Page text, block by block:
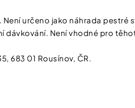
určeno jako náhrada
Není vhodné pro
683 01 Rousínov, ČR.